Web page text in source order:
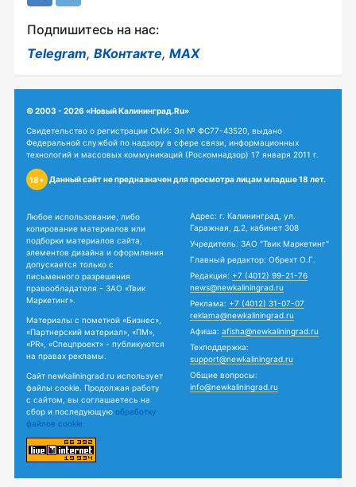
Подпишитесь на нас:
Telegram, ВКонтакте, MAX
© 2003 - 2026 «Новый Калининград.Ru»
Свидетельство о регистрации СМИ: Эл № ФС77-43520, выдано
Федеральной службой по надзору в сфере связи, информационных
технологий и массовых коммуникаций (Роскомнадзор) 17 января 2011 г.
18+ Данный сайт не предназначен для просмотра лицам младше 18 лет.
Любое использование, либо
копирование материалов или
подборки материалов сайта,
элементов дизайна и оформления
допускается только с
письменного разрешения
правообладателя - ЗАО «Твик
Маркетинг».
Материалы с пометкой «Бизнес»,
«Партнерский материал», «ПМ»,
«PR», «Спецпроект» - публикуются
на правах рекламы.
Сайт newkaliningrad.ru использует
файлы cookie. Продолжая работу
с сайтом, вы соглашаетесь на
сбор и последующую обработку
файлов cookie.
Адрес: г. Калининград, ул.
Гаражная, д.2, кабинет 308
Учредитель: ЗАО "Твик Маркетинг"
Главный редактор: Обрехт О.Г.
Редакция: +7 (4012) 99-21-76
news@newkaliningrad.ru
Реклама: +7 (4012) 31-07-07
reklama@newkaliningrad.ru
Афиша: afisha@newkaliningrad.ru
Техподдержка:
support@newkaliningrad.ru
Общие вопросы:
info@newkaliningrad.ru